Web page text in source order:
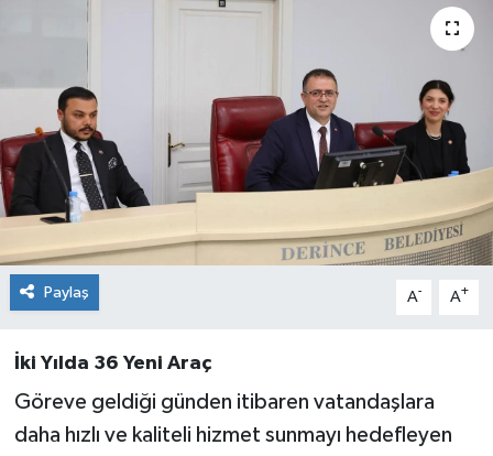
Paylaş A- A+
İki Yılda 36 Yeni Araç
Göreve geldiği günden itibaren vatandaşlara
daha hızlı ve kaliteli hizmet sunmayı hedefleyen